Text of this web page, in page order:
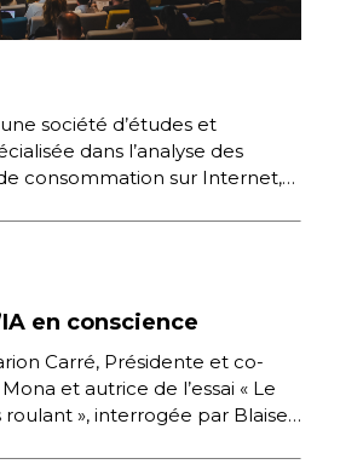
société d’études et
dans l’analyse des
consommation sur Internet,
en conscience
Carré, Présidente et co-
et autrice de l’essai « Le
», interrogée par Blaise